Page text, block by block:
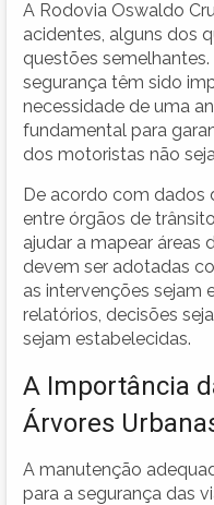
A Rodovia Oswaldo
acidentes, alguns dos
questões
segurança têm sido
necessidade de uma
fundamental para
dos motoristas não
De acordo com dados
entre órgãos de
ajudar a mapear áreas
devem ser adotadas
as intervenções sejam
relatórios, decisões
sejam estabelecidas.
A Importância
Árvores
A manutenção
para a segurança das